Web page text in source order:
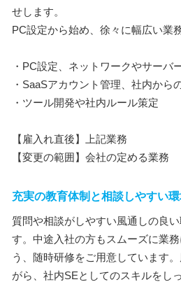
せします。
PC設定から始め、徐々に幅広い業
・PC設定、ネットワークやサーバ
・SaaSアカウント管理、社内から
・ツール開発や社内ルール策定
【雇入れ直後】上記業務
【変更の範囲】会社の定める業務
充実の教育体制と相談しやすい
質問や相談がしやすい風通しの良
す。中途入社の方もスムーズに業
う、随時研修をご用意しています
がら、社内SEとしてのスキルをし